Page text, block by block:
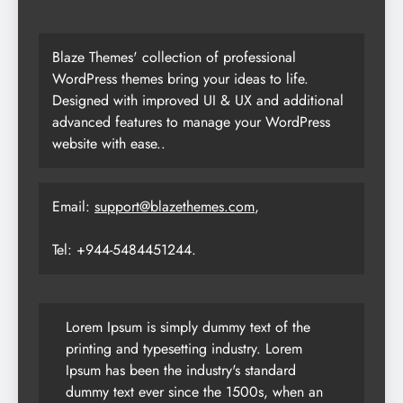
Blaze Themes' collection of professional
WordPress themes bring your ideas to life.
Designed with improved UI & UX and additional
advanced features to manage your WordPress
website with ease..
Email: support@blazethemes.com,
Tel: +944-5484451244.
Lorem Ipsum is simply dummy text of the
printing and typesetting industry. Lorem
Ipsum has been the industry's standard
dummy text ever since the 1500s, when an